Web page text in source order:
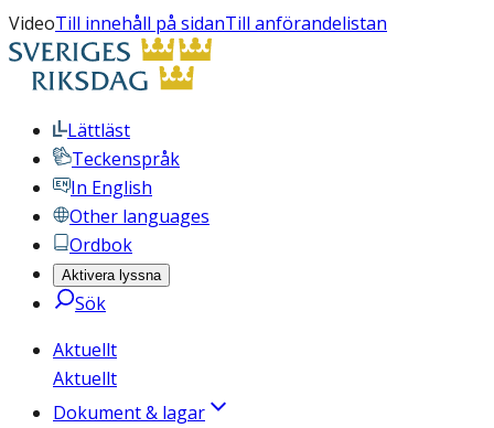
VideoTill innehåll på sidanTill anförandelistan
Lättläst
Teckenspråk
In English
Other languages
Ordbok
Aktivera lyssna
Sök
Aktuellt
Aktuellt
Dokument & lagar